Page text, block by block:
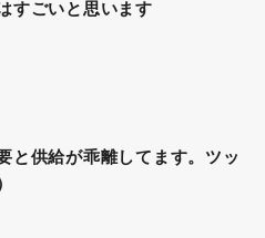
すごいと思います
と供給が乖離してます。ツッ